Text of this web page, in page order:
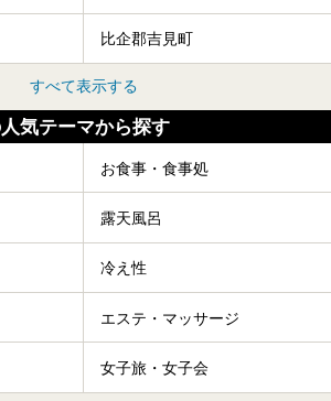
比企郡吉見町
すべて表示する
気テーマから探す
お食事・食事処
露天風呂
冷え性
エステ・マッサージ
女子旅・女子会